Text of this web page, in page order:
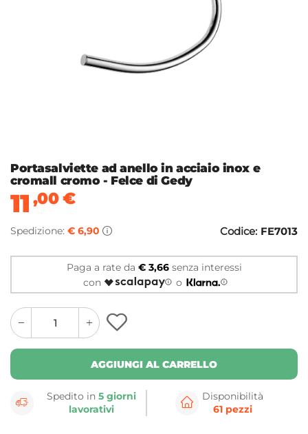
Portasalviette ad anello in acciaio inox e
cromall cromo - Felce di Gedy
11,00€
Spedizione: € 6,90 Codice: FE7013
Paga a rate da € 3,66senza interessi
con
o
quantity
button
quantity
minus
button
AGGIUNGI AL CARRELLO
Spedito in5 giorni
lavorativi
Disponibilità
61 pezzi